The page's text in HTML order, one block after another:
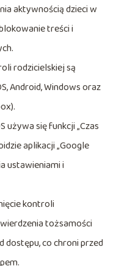
aktywnością dzieci w
treści i
rodzicielskiej są
Android, Windows oraz
używa się funkcji „Czas
aplikacji „Google
ustawieniami i
kontroli
tożsamości
dostępu, co chroni przed